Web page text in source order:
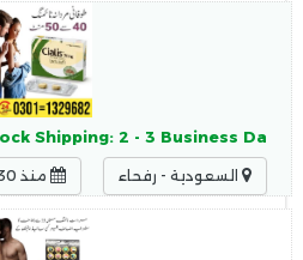
Shipping: 2 - 3 Business Da
السعودية - رفحاء منذ 30 ثانية